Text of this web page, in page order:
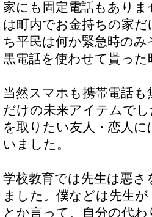
家にも固定電話もあり
は町内でお金持ちの家
ち平民は何か緊急時の
黒電話を使わせて貰った
当然スマホも携帯電話
だけの未来アイテムで
を取りたい友人・恋人
いました。
学校教育では先生は悪
ました。僕などは先生
とか言って、自分の代